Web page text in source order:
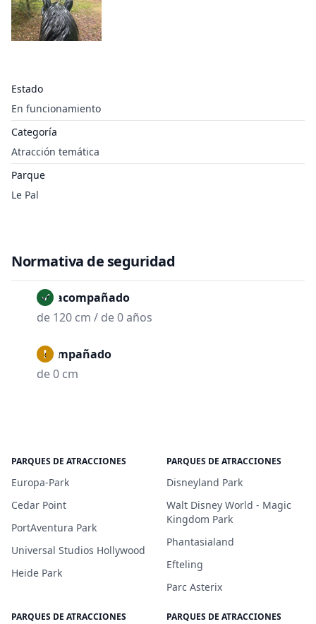
Estado
En funcionamiento
Categoría
Atracción temática
Parque
Le Pal
Normativa de seguridad
No acompañado
de 120 cm / de 0 años
Acompañado
de 0 cm
PARQUES DE ATRACCIONES
Europa-Park
Cedar Point
PortAventura Park
Universal Studios Hollywood
Heide Park
PARQUES DE ATRACCIONES
Disneyland Park
Walt Disney World - Magic
Kingdom Park
Phantasialand
Efteling
Parc Asterix
PARQUES DE ATRACCIONES PARQUES DE ATRACCIONES